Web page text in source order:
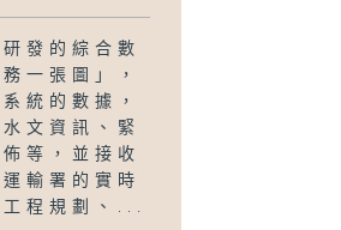
發的綜合數
一張圖」，
統的數據，
文資訊、緊
等，並接收
輸署的實時
程規劃、...